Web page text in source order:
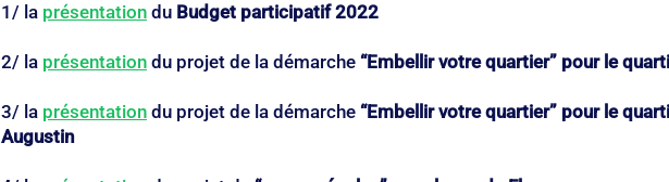
1/ la présentation du Budget participatif 2022
2/ la présentation du projet de la démarche “Embellir votre quartier” pour le
3/ la présentation du projet de la démarche “Embellir votre quartier” pour le
Augustin